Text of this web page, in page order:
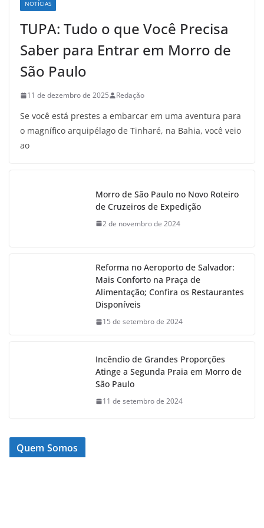
NOTÍCIAS
TUPA: Tudo o que Você Precisa
Saber para Entrar em Morro de
São Paulo
11 de dezembro de 2025 Redação
Se você está prestes a embarcar em uma aventura para
o magnífico arquipélago de Tinharé, na Bahia, você veio
ao
Morro de São Paulo no Novo Roteiro
de Cruzeiros de Expedição
2 de novembro de 2024
Reforma no Aeroporto de Salvador:
Mais Conforto na Praça de
Alimentação; Confira os Restaurantes
Disponíveis
15 de setembro de 2024
Incêndio de Grandes Proporções
Atinge a Segunda Praia em Morro de
São Paulo
11 de setembro de 2024
Quem Somos